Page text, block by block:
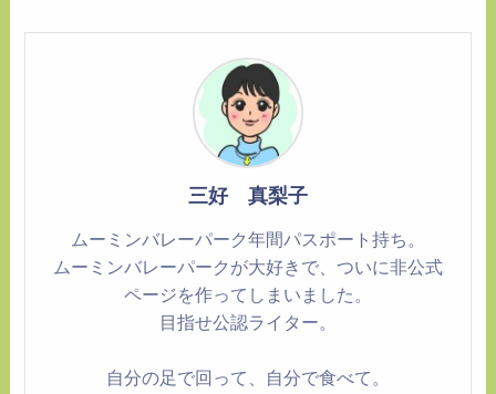
三好 真梨子
ムーミンバレーパーク年間パスポート持ち。
ムーミンバレーパークが大好きで、ついに非公式
ページを作ってしまいました。
目指せ公認ライター。
自分の足で回って、自分で食べて。